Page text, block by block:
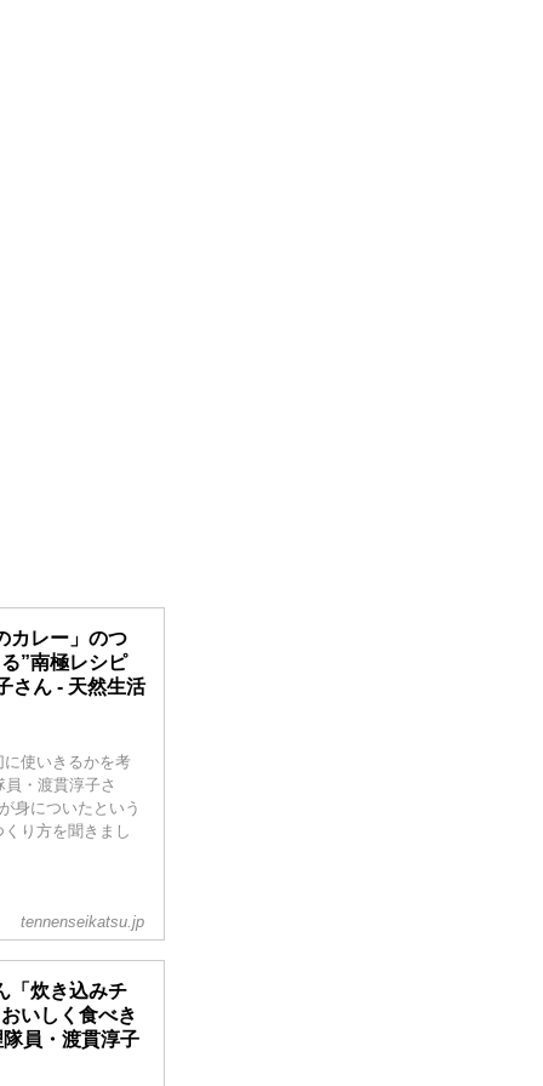
カレー」のつ
”南極レシピ
さん - 天然生活
使いきるかを考
・渡貫淳子さ
身についたという
り方を聞きまし
tennenseikatsu.jp
「炊き込みチ
いしく食べき
員・渡貫淳子